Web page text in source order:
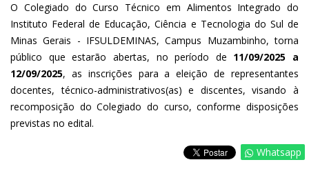
O Colegiado do Curso Técnico em Alimentos Integrado do
Instituto Federal de Educação, Ciência e Tecnologia do Sul de
Minas Gerais - IFSULDEMINAS, Campus Muzambinho, torna
público que estarão abertas, no período de 11/09/2025 a
12/09/2025, as inscrições para a eleição de representantes
docentes, técnico-administrativos(as) e discentes, visando à
recomposição do Colegiado do curso, conforme disposições
previstas no edital.
Whatsapp